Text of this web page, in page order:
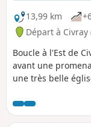
13,99 km
Départ à Civray
Boucle à l'Est de
avant une
une très belle
se faire en famille.